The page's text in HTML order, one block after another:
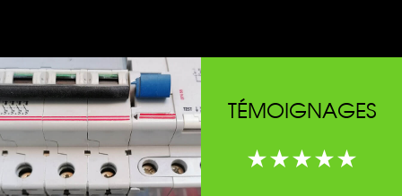
TÉMOIGNAGES